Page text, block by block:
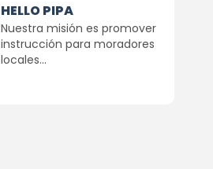
HELLO PIPA
Nuestra misión es promover
instrucción para moradores
locales...